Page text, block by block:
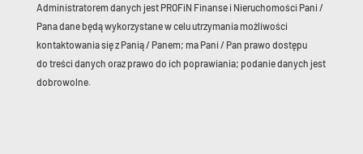
Administratorem danych jest PROFiN Finanse i Nieruchomości Pani /
Pana dane będą wykorzystane w celu utrzymania możliwości
kontaktowania się z Panią / Panem; ma Pani / Pan prawo dostępu
do treści danych oraz prawo do ich poprawiania; podanie danych jest
dobrowolne.